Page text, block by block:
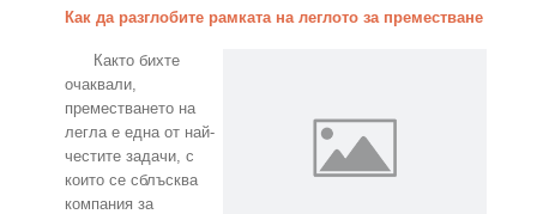
Как да разглобите рамката на леглото за преместване
Както бихте
очаквали,
преместването на
легла е една от най-
честите задачи, с
които се сблъсква
компания за